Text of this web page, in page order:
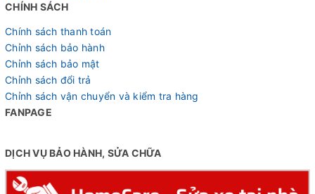
CHÍNH SÁCH
Chính sách thanh toán
Chỉnh sách bảo hành
Chỉnh sách bảo mật
Chỉnh sách đổi trả
Chỉnh sách vận chuyển và kiểm tra hàng
FANPAGE
DỊCH VỤ BẢO HÀNH, SỬA CHỮA